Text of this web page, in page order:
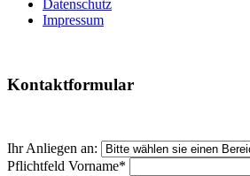
Datenschutz
Impressum
Kontaktformular
Ihr Anliegen an:
Pflichtfeld Vorname*